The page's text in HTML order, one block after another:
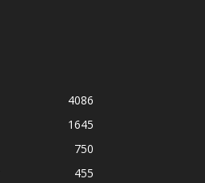
4086
1645
750
455